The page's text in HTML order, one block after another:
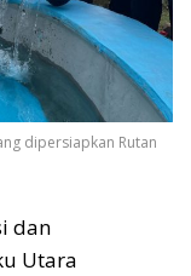
dipersiapkan Rutan
dan
Utara